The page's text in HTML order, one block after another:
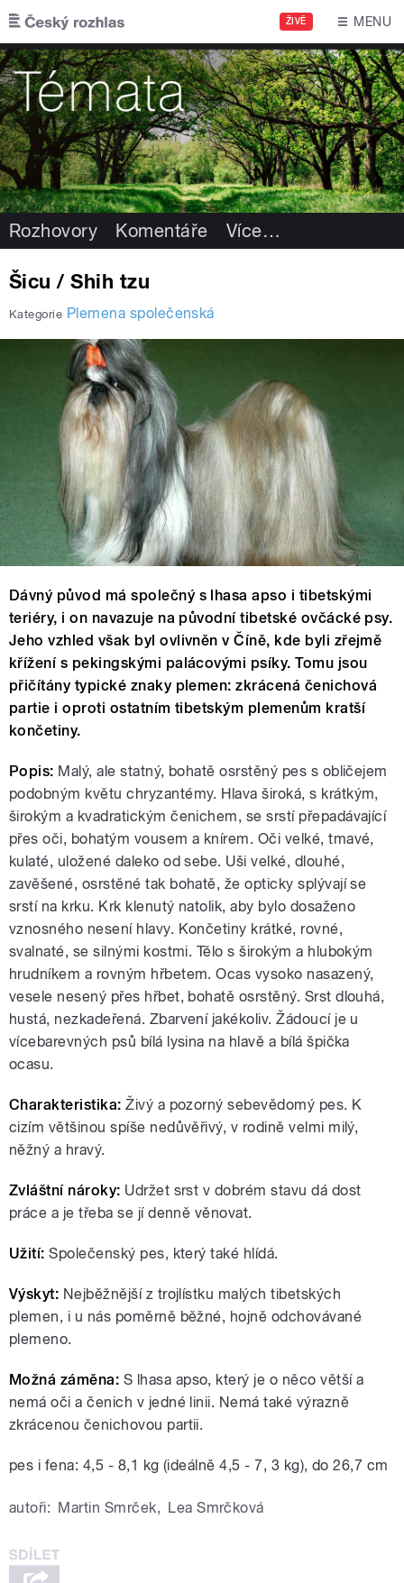
Přejít k hlavnímu obsahu
ŽIVĚ MENU
Rozhovory Komentáře Více…
Šicu / Shih tzu
Kategorie Plemena společenská
Dávný původ má společný s lhasa apso i tibetskými
teriéry, i on navazuje na původní tibetské ovčácké psy.
Jeho vzhled však byl ovlivněn v Číně, kde byli zřejmě
křížení s pekingskými palácovými psíky. Tomu jsou
přičítány typické znaky plemen: zkrácená čenichová
partie i oproti ostatním tibetským plemenům kratší
končetiny.
Popis: Malý, ale statný, bohatě osrstěný pes s obličejem
podobným květu chryzantémy. Hlava široká, s krátkým,
širokým a kvadratickým čenichem, se srstí přepadávající
přes oči, bohatým vousem a knírem. Oči velké, tmavé,
kulaté, uložené daleko od sebe. Uši velké, dlouhé,
zavěšené, osrstěné tak bohatě, že opticky splývají se
srstí na krku. Krk klenutý natolik, aby bylo dosaženo
vznosného nesení hlavy. Končetiny krátké, rovné,
svalnaté, se silnými kostmi. Tělo s širokým a hlubokým
hrudníkem a rovným hřbetem. Ocas vysoko nasazený,
vesele nesený přes hřbet, bohatě osrstěný. Srst dlouhá,
hustá, nezkadeřená. Zbarvení jakékoliv. Žádoucí je u
vícebarevných psů bílá lysina na hlavě a bílá špička
ocasu.
Charakteristika: Živý a pozorný sebevědomý pes. K
cizím většinou spíše nedůvěřivý, v rodině velmi milý,
něžný a hravý.
Zvláštní nároky: Udržet srst v dobrém stavu dá dost
práce a je třeba se jí denně věnovat.
Užití: Společenský pes, který také hlídá.
Výskyt: Nejběžnější z trojlístku malých tibetských
plemen, i u nás poměrně běžné, hojně odchovávané
plemeno.
Možná záměna: S lhasa apso, který je o něco větší a
nemá oči a čenich v jedné linii. Nemá také výrazně
zkrácenou čenichovou partii.
pes i fena: 4,5 - 8,1 kg (ideálně 4,5 - 7, 3 kg), do 26,7 cm
autoři: Martin Smrček, Lea Smrčková